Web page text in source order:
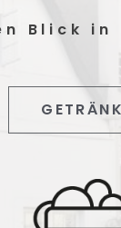
Blick in